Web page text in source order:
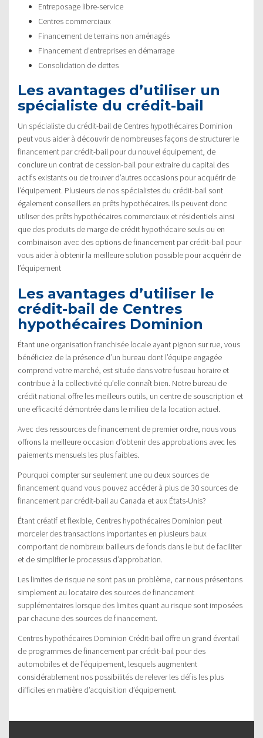
Entreposage libre-service
Centres commerciaux
Financement de terrains non aménagés
Financement d’entreprises en démarrage
Consolidation de dettes
Les avantages d’utiliser un
spécialiste du crédit-bail
Un spécialiste du crédit-bail de Centres hypothécaires Dominion
peut vous aider à découvrir de nombreuses façons de structurer le
financement par crédit-bail pour du nouvel équipement, de
conclure un contrat de cession-bail pour extraire du capital des
actifs existants ou de trouver d’autres occasions pour acquérir de
l’équipement. Plusieurs de nos spécialistes du crédit-bail sont
également conseillers en prêts hypothécaires. Ils peuvent donc
utiliser des prêts hypothécaires commerciaux et résidentiels ainsi
que des produits de marge de crédit hypothécaire seuls ou en
combinaison avec des options de financement par crédit-bail pour
vous aider à obtenir la meilleure solution possible pour acquérir de
l’équipement
Les avantages d’utiliser le
crédit-bail de Centres
hypothécaires Dominion
Étant une organisation franchisée locale ayant pignon sur rue, vous
bénéficiez de la présence d’un bureau dont l’équipe engagée
comprend votre marché, est située dans votre fuseau horaire et
contribue à la collectivité qu’elle connaît bien. Notre bureau de
crédit national offre les meilleurs outils, un centre de souscription et
une efficacité démontrée dans le milieu de la location actuel.
Avec des ressources de financement de premier ordre, nous vous
offrons la meilleure occasion d’obtenir des approbations avec les
paiements mensuels les plus faibles.
Pourquoi compter sur seulement une ou deux sources de
financement quand vous pouvez accéder à plus de 30 sources de
financement par crédit-bail au Canada et aux États-Unis?
Étant créatif et flexible, Centres hypothécaires Dominion peut
morceler des transactions importantes en plusieurs baux
comportant de nombreux bailleurs de fonds dans le but de faciliter
et de simplifier le processus d’approbation.
Les limites de risque ne sont pas un problème, car nous présentons
simplement au locataire des sources de financement
supplémentaires lorsque des limites quant au risque sont imposées
par chacune des sources de financement.
Centres hypothécaires Dominion Crédit-bail offre un grand éventail
de programmes de financement par crédit-bail pour des
automobiles et de l’équipement, lesquels augmentent
considérablement nos possibilités de relever les défis les plus
difficiles en matière d’acquisition d’équipement.